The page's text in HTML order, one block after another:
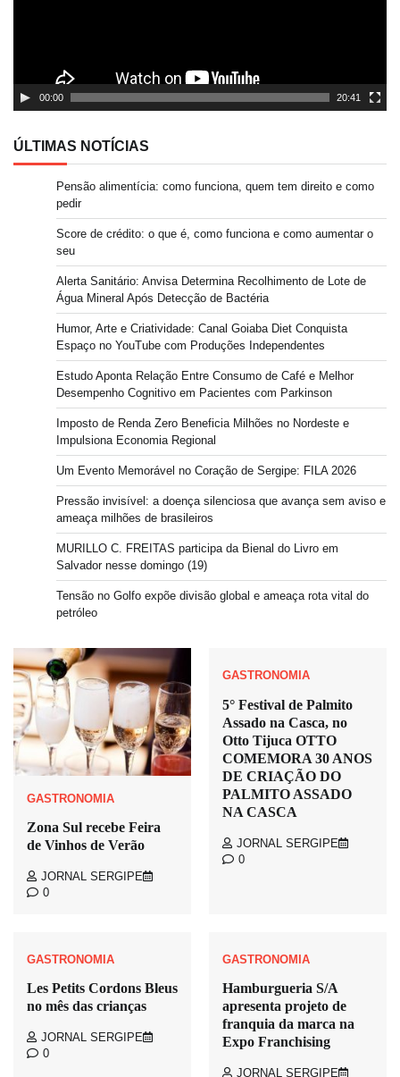
00:00 20:41
ÚLTIMAS NOTÍCIAS
Pensão alimentícia: como funciona, quem tem direito e como
pedir
Score de crédito: o que é, como funciona e como aumentar o
seu
Alerta Sanitário: Anvisa Determina Recolhimento de Lote de
Água Mineral Após Detecção de Bactéria
Humor, Arte e Criatividade: Canal Goiaba Diet Conquista
Espaço no YouTube com Produções Independentes
Estudo Aponta Relação Entre Consumo de Café e Melhor
Desempenho Cognitivo em Pacientes com Parkinson
Imposto de Renda Zero Beneficia Milhões no Nordeste e
Impulsiona Economia Regional
Um Evento Memorável no Coração de Sergipe: FILA 2026
Pressão invisível: a doença silenciosa que avança sem aviso e
ameaça milhões de brasileiros
MURILLO C. FREITAS participa da Bienal do Livro em
Salvador nesse domingo (19)
Tensão no Golfo expõe divisão global e ameaça rota vital do
petróleo
GASTRONOMIA
Zona Sul recebe Feira
de Vinhos de Verão
JORNAL SERGIPE
0
GASTRONOMIA
5° Festival de Palmito
Assado na Casca, no
Otto Tijuca OTTO
COMEMORA 30 ANOS
DE CRIAÇÃO DO
PALMITO ASSADO
NA CASCA
JORNAL SERGIPE
0
GASTRONOMIA
Les Petits Cordons Bleus
no mês das crianças
JORNAL SERGIPE
0
GASTRONOMIA
Hamburgueria S/A
apresenta projeto de
franquia da marca na
Expo Franchising
JORNAL SERGIPE